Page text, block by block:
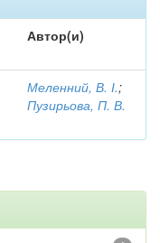
Автор(и)
Меленний, В. І.;
Пузирьова, П. В.